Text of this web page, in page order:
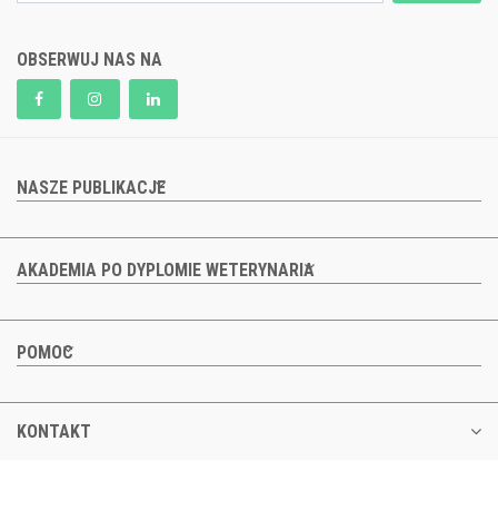
OBSERWUJ NAS NA
NASZE PUBLIKACJE
AKADEMIA PO DYPLOMIE WETERYNARIA
POMOC
KONTAKT